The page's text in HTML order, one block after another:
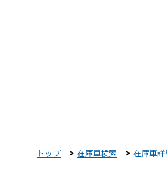
トップ 在庫車検索 在庫車